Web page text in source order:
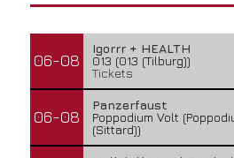
06-08
Igorrr + HEALTH
013 (013 (Tilburg))
Tickets
06-08
Panzerfaust
Poppodium Volt
(Sittard))